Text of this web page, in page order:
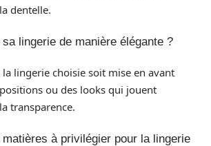
dentelle.
lingerie de manière élégante ?
lingerie choisie soit mise en avant
ou des looks qui jouent
transparence.
à privilégier pour la lingerie